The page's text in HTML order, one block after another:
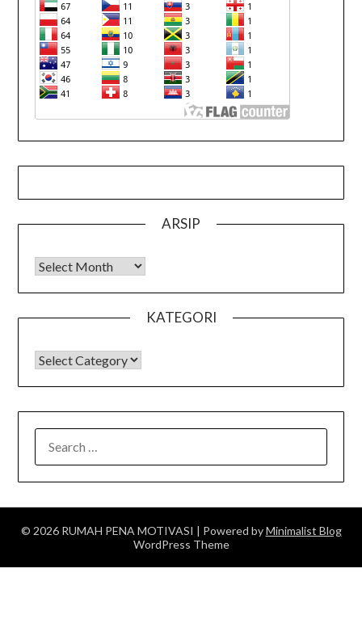
ARSIP
Arsip
KATEGORI
KATEGORI
FOR:
© 2026 RUMAH PENA MOTIVASI | Powered byMinimalist Blog
WordPress Theme